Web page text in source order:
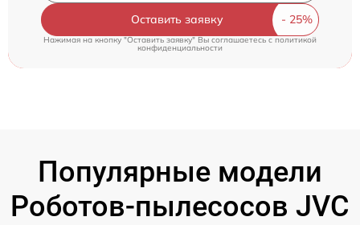
Оставить заявку
Нажимая на кнопку "Оставить заявку" Вы соглашаетесь cполитикой
конфиденциальности
Популярные модели
Роботов-пылесосов JVC